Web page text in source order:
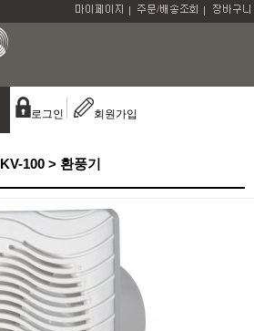
로그인 회원가입
KV-100 > 환풍기